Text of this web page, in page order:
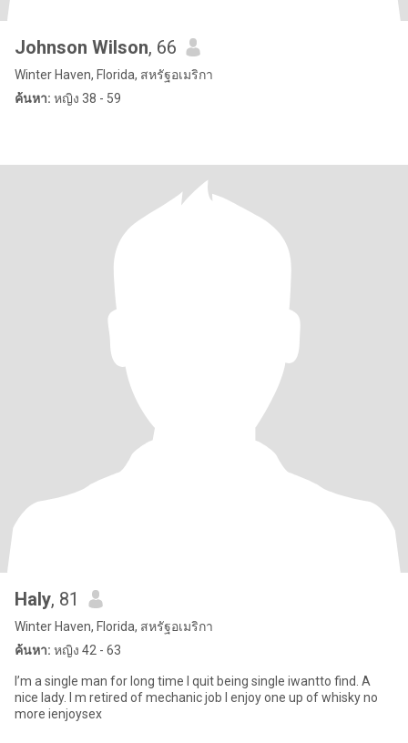
Johnson Wilson, 66
Winter Haven, Florida, สหรัฐอเมริกา
ค้นหา: หญิง 38 - 59
Haly, 81
Winter Haven, Florida, สหรัฐอเมริกา
ค้นหา: หญิง 42 - 63
I’m a single man for long time I quit being single iwantto find. A
nice lady. I m retired of mechanic job I enjoy one up of whisky no
more ienjoysex